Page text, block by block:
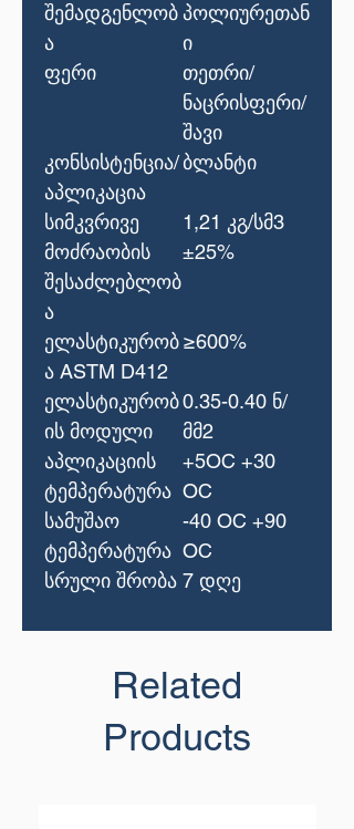
შემადგენლობ
ა
პოლიურეთან
ი
ფერი
თეთრი/
ნაცრისფერი/
შავი
კონსისტენცია/
აპლიკაცია
ბლანტი
სიმკვრივე 1,21 კგ/სმ3
მოძრაობის
შესაძლებლობ
ა
±25%
ელასტიკურობ
ა ASTM D412
≥600%
ელასტიკურობ
ის მოდული
0.35-0.40 ნ/
მმ2
აპლიკაციის
ტემპერატურა
+5OС +30
OС
სამუშაო
ტემპერატურა
-40 OС +90
OС
სრული შრობა 7 დღე
Related
Products